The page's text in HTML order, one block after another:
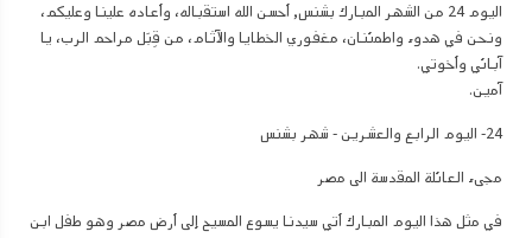
اليوم 24 من الشهر المبارك بشنس, أحسن الله استقباله، وأعاده علينا وعليكم،
ونحن في هدوء واطمئنان، مغفوري الخطايا والآثام، من قِبَل مراحم الرب، يا
آبائي وأخوتي.
آمين.
24- اليوم الرابع والعشرين - شهر بشنس
مجىء العائلة المقدسة الى مصر
في مثل هذا اليوم المبارك أتي سيدنا يسوع المسيح إلى أرض مصر وهو طفل ابن